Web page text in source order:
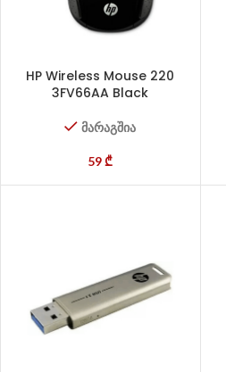
HP Wireless Mouse 220
3FV66AA Black
მარაგშია
59₾